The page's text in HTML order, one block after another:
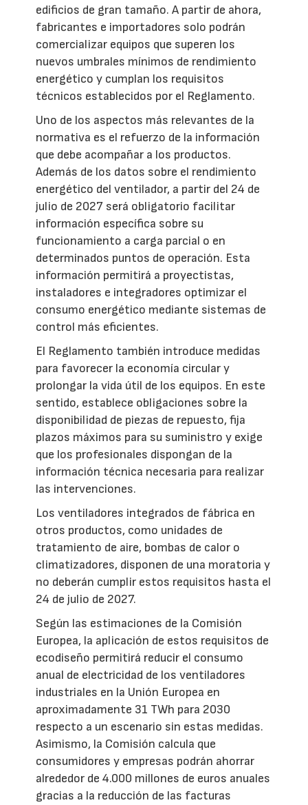
edificios de gran tamaño. A partir de ahora,
fabricantes e importadores solo podrán
comercializar equipos que superen los
nuevos umbrales mínimos de rendimiento
energético y cumplan los requisitos
técnicos establecidos por el Reglamento.
Uno de los aspectos más relevantes de la
normativa es el refuerzo de la información
que debe acompañar a los productos.
Además de los datos sobre el rendimiento
energético del ventilador, a partir del 24 de
julio de 2027 será obligatorio facilitar
información específica sobre su
funcionamiento a carga parcial o en
determinados puntos de operación. Esta
información permitirá a proyectistas,
instaladores e integradores optimizar el
consumo energético mediante sistemas de
control más eficientes.
El Reglamento también introduce medidas
para favorecer la economía circular y
prolongar la vida útil de los equipos. En este
sentido, establece obligaciones sobre la
disponibilidad de piezas de repuesto, fija
plazos máximos para su suministro y exige
que los profesionales dispongan de la
información técnica necesaria para realizar
las intervenciones.
Los ventiladores integrados de fábrica en
otros productos, como unidades de
tratamiento de aire, bombas de calor o
climatizadores, disponen de una moratoria y
no deberán cumplir estos requisitos hasta el
24 de julio de 2027.
Según las estimaciones de la Comisión
Europea, la aplicación de estos requisitos de
ecodiseño permitirá reducir el consumo
anual de electricidad de los ventiladores
industriales en la Unión Europea en
aproximadamente 31 TWh para 2030
respecto a un escenario sin estas medidas.
Asimismo, la Comisión calcula que
consumidores y empresas podrán ahorrar
alrededor de 4.000 millones de euros anuales
gracias a la reducción de las facturas